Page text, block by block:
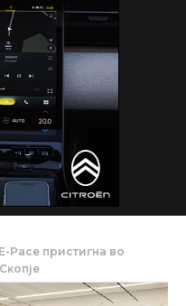
Pace пристигна во